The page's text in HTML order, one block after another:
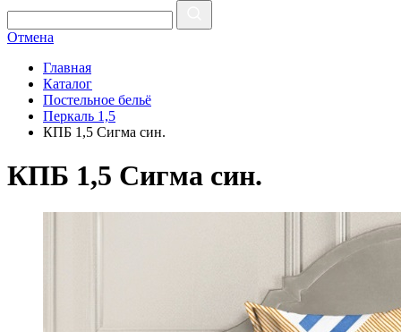
Отмена
Главная
Каталог
Постельное бельё
Перкаль 1,5
КПБ 1,5 Сигма син.
КПБ 1,5 Сигма син.